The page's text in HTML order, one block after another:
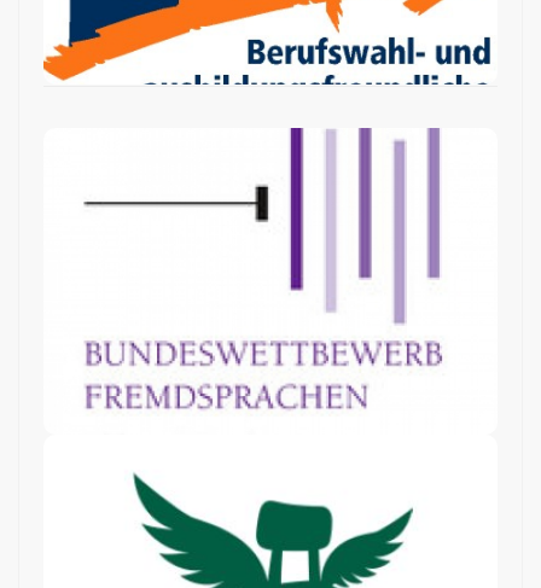
Fremdsprachen
Der Deutsche
Schulpreis